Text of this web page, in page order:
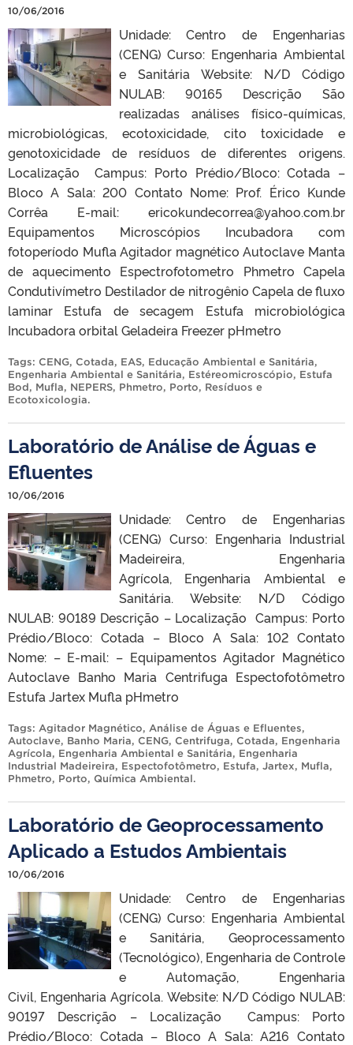
10/06/2016
Unidade: Centro de Engenharias
(CENG) Curso: Engenharia Ambiental
e Sanitária Website: N/D Código
NULAB: 90165 Descrição São
realizadas análises físico-químicas,
microbiológicas, ecotoxicidade, cito toxicidade e
genotoxicidade de resíduos de diferentes origens.
Localização Campus: Porto Prédio/Bloco: Cotada –
Bloco A Sala: 200 Contato Nome: Prof. Érico Kunde
Corrêa E-mail: ericokundecorrea@yahoo.com.br
Equipamentos Microscópios Incubadora com
fotoperíodo Mufla Agitador magnético Autoclave Manta
de aquecimento Espectrofotometro Phmetro Capela
Condutivímetro Destilador de nitrogênio Capela de fluxo
laminar Estufa de secagem Estufa microbiológica
Incubadora orbital Geladeira Freezer pHmetro
Tags: CENG, Cotada, EAS, Educação Ambiental e Sanitária,
Engenharia Ambiental e Sanitária, Estéreomicroscópio, Estufa
Bod, Mufla, NEPERS, Phmetro, Porto, Resíduos e
Ecotoxicologia.
Laboratório de Análise de Águas e
Efluentes
10/06/2016
Unidade: Centro de Engenharias
(CENG) Curso: Engenharia Industrial
Madeireira, Engenharia
Agrícola, Engenharia Ambiental e
Sanitária. Website: N/D Código
NULAB: 90189 Descrição – Localização Campus: Porto
Prédio/Bloco: Cotada – Bloco A Sala: 102 Contato
Nome: – E-mail: – Equipamentos Agitador Magnético
Autoclave Banho Maria Centrifuga Espectofotômetro
Estufa Jartex Mufla pHmetro
Tags: Agitador Magnético, Análise de Águas e Efluentes,
Autoclave, Banho Maria, CENG, Centrifuga, Cotada, Engenharia
Agrícola, Engenharia Ambiental e Sanitária, Engenharia
Industrial Madeireira, Espectofotômetro, Estufa, Jartex, Mufla,
Phmetro, Porto, Química Ambiental.
Laboratório de Geoprocessamento
Aplicado a Estudos Ambientais
10/06/2016
Unidade: Centro de Engenharias
(CENG) Curso: Engenharia Ambiental
e Sanitária, Geoprocessamento
(Tecnológico), Engenharia de Controle
e Automação, Engenharia
Civil, Engenharia Agrícola. Website: N/D Código NULAB:
90197 Descrição – Localização Campus: Porto
Prédio/Bloco: Cotada – Bloco A Sala: A216 Contato